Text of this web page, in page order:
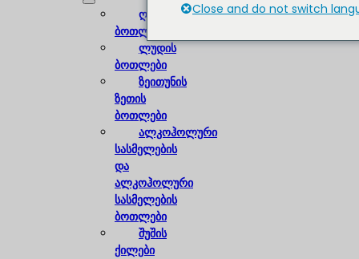
ღვინის
ბოთლები
ლუდის
ბოთლები
ზეითუნის
ზეთის
ბოთლები
ალკოჰოლური
სასმელების
და
ალკოჰოლური
სასმელების
ბოთლები
შუშის
ქილები
Close and do not switch